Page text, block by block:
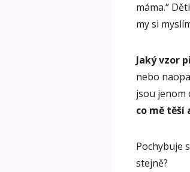
máma.“
my si
Jaký vzor
nebo
jsou jenom
co mě těší
Pochybuje
stejně?